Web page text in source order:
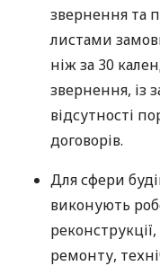
звернення та
листами
ніж за 30
звернення, із
відсутності
договорів.
Для сфери
виконують
ремонту,